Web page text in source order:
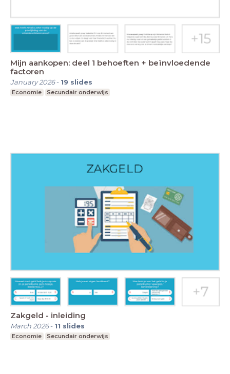
Mijn aankopen: deel 1 behoeften + beïnvloedende
factoren
January 2026- 19 slides
Economie Secundair onderwijs
Zakgeld - inleiding
March 2026- 11 slides
Economie Secundair onderwijs